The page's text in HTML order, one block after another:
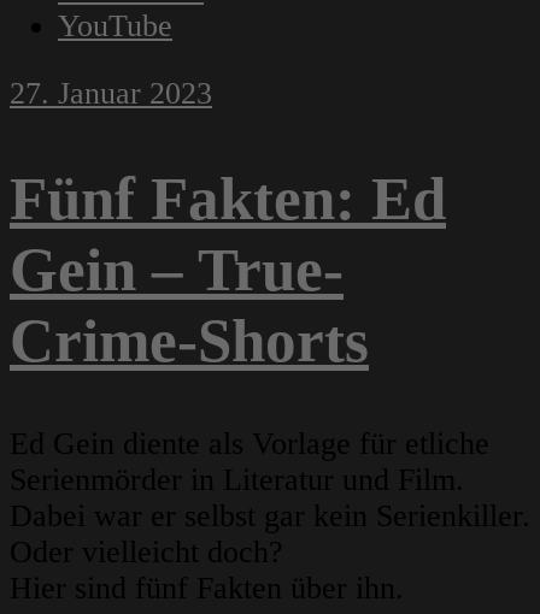
YouTube
27. Januar 2023
Fünf Fakten: Ed
Gein – True-
Crime-Shorts
Ed Gein diente als Vorlage für etliche
Serienmörder in Literatur und Film.
Dabei war er selbst gar kein Serienkiller.
Oder vielleicht doch?
Hier sind fünf Fakten über ihn.